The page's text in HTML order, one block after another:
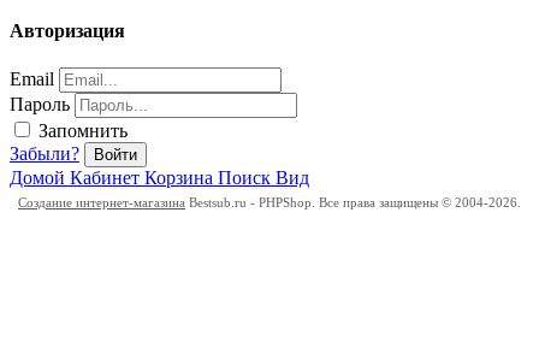
Авторизация
Email
Пароль
Запомнить
Забыли?
Войти
Домой Кабинет Корзина Поиск Вид
Создание интернет-магазина Bestsub.ru - PHPShop. Все права защищены © 2004-2026.